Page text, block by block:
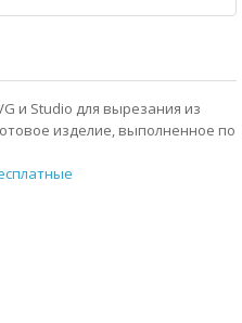
и Studio для вырезания из
изделие, выполненное по